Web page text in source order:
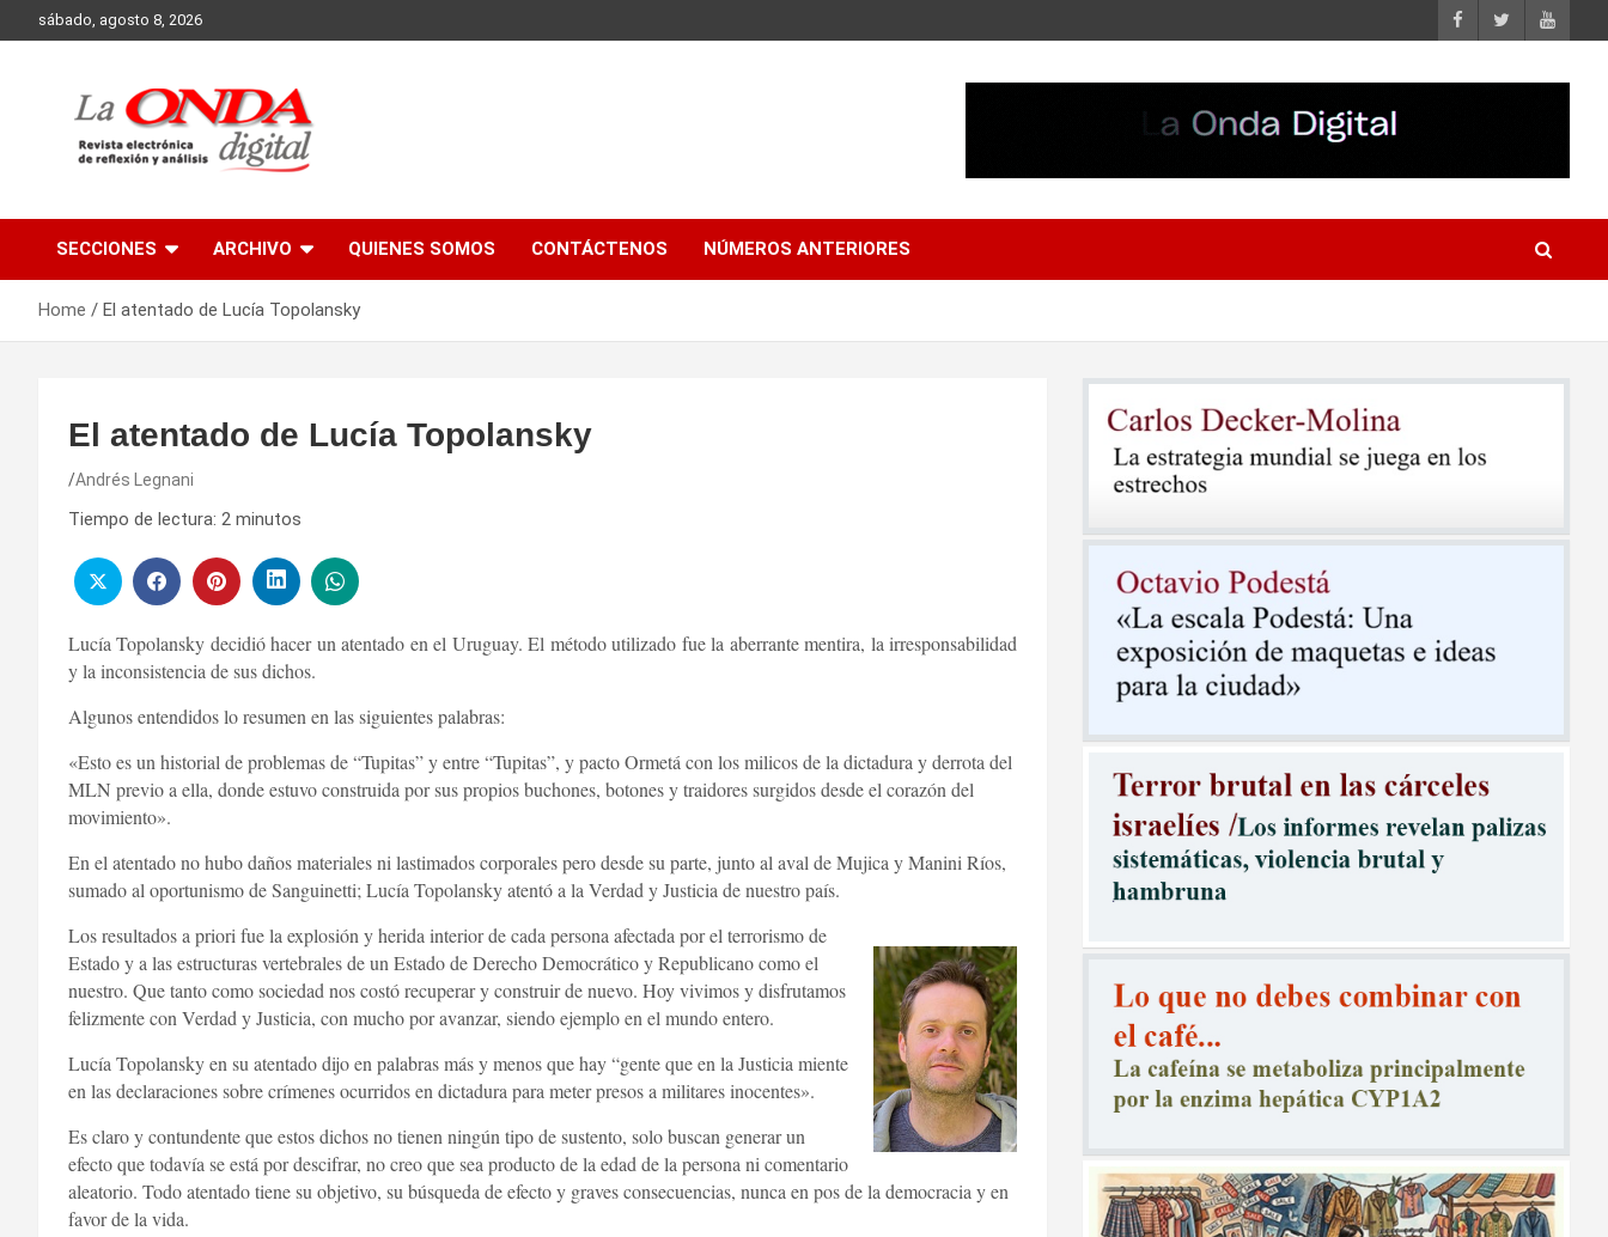
to
sábado, agosto 8, 2026
SECCIONES ARCHIVO QUIENES SOMOS CONTÁCTENOS NÚMEROS ANTERIORES
Home El atentado de Lucía Topolansky
El atentado de Lucía Topolansky
Andrés Legnani
Tiempo de lectura: 2 minutos
Lucía Topolansky decidió hacer un atentado en el Uruguay. El método utilizado fue la aberrante mentira, la irresponsabilidad
y la inconsistencia de sus dichos.
Algunos entendidos lo resumen en las siguientes palabras:
«Esto es un historial de problemas de “Tupitas” y entre “Tupitas”, y pacto Ormetá con los milicos de la dictadura y derrota del
MLN previo a ella, donde estuvo construida por sus propios buchones, botones y traidores surgidos desde el corazón del
movimiento».
En el atentado no hubo daños materiales ni lastimados corporales pero desde su parte, junto al aval de Mujica y Manini Ríos,
sumado al oportunismo de Sanguinetti; Lucía Topolansky atentó a la Verdad y Justicia de nuestro país.
Los resultados a priori fue la explosión y herida interior de cada persona afectada por el terrorismo de
Estado y a las estructuras vertebrales de un Estado de Derecho Democrático y Republicano como el
nuestro. Que tanto como sociedad nos costó recuperar y construir de nuevo. Hoy vivimos y disfrutamos
felizmente con Verdad y Justicia, con mucho por avanzar, siendo ejemplo en el mundo entero.
Lucía Topolansky en su atentado dijo en palabras más y menos que hay “gente que en la Justicia miente
en las declaraciones sobre crímenes ocurridos en dictadura para meter presos a militares inocentes».
Es claro y contundente que estos dichos no tienen ningún tipo de sustento, solo buscan generar un
efecto que todavía se está por descifrar, no creo que sea producto de la edad de la persona ni comentario
aleatorio. Todo atentado tiene su objetivo, su búsqueda de efecto y graves consecuencias, nunca en pos de la democracia y en
favor de la vida.